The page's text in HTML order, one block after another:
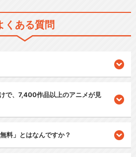
くある質問
で、7,400作品以上のアニメが見
料」とはなんですか？